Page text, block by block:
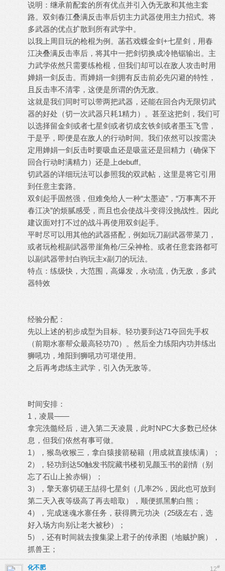
说明：继承前配套的所有优点并引入伪无敌和其他主套
路。双剑春江叠满反击率后切主力武器使用主力招式。将
多武器的优点扩散到所有武学中。
以我上周目玩的枪棍为例。菡萏戏蝶金剑+七星剑，用春
江决叠满反击率后，将其中一把剑切换成冷艳锯输出。主
力武学依然只需要练枪棍，但我们却可以在敌人攻击时用
婵娟一剑反击。而婵娟一剑拥有反击前必先闪避的特性，
且反击率不清零，这便是所谓的伪无敌。
这就是我们同时可以带两把武器，还能在回合内无限切武
器的好处（切一次武器只耗1精力）。甚至这把剑，我们可
以选择留金剑或者七星剑或者切成玄铁剑或者墨玉飞雪，
于是乎，即便是在敌人的行动时间。我们依然可以按需决
定用婵娟一剑反击时要吸血还是吸蓝还是回精力（确保下
回合行动时满精力）还是上debuff。
切武器的详细玩法可以参照我的双武帖，这里是将它引用
到任意主套路。
双剑起手固然强，但难免给人一种“太墨迹”，“万事离不开
春江决”的烦腻感受，而且也会使战斗变得没挑战性。因此
建议面对打不过的战斗再使用双剑起手。
平时尽可以用其他的武器搭配，例如玩刀副武器带菜刀，
或者玩枪棍副武器带崖角枪/三朵神枪。或者任意套路都可
以副武器带封白驹玩主x副刀的玩法。
特点：练级快，大范围，高爆发，永动流，伪无敌，多武
器特效
经验分配：
先以上述的初步成型为目标。轻功要到达71夺回先手权
（前期水寨帮众最高轻功70）。然后全力练阳内功并练出
狮吼功，堆阳到狮吼功可堪使用。
之后再考虑练主武学，引入伪无敌等。
时间安排：
1，凌晨——
拿完洗髓经后，进入第二天凌晨，此时NPC大多数已经休
息，但我们依然有事可做。
1），猴岛收猴三，拿白猿接箭秘籍（用成就直接练满）；
2），轻功到达50触发书院藏书楼初见颜玉书的剧情（别
忘了石山上捡赤铜）；
3），擎天寨切磋王喆得七星剑（几率2%，因此也可放到
第二天入夜等级高了再去暗取），顺便抓黑豹白熊；
4），完成迷魂水寨任务，获得腾元功决（25级左右，选
好入场方向别让老大被秒）；
5），还有时间就去搜集梁上君子的传承图（地贼护腕），
抓兽王；
12#
化不肥